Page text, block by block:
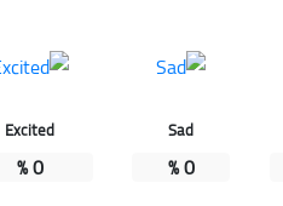
Sad
0
%
Excited
0
%